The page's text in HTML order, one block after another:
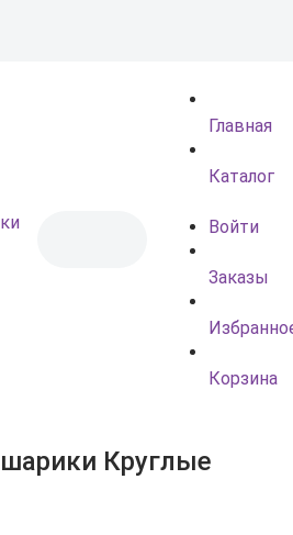
Главная
Каталог
Войти
Заказы
Корзина